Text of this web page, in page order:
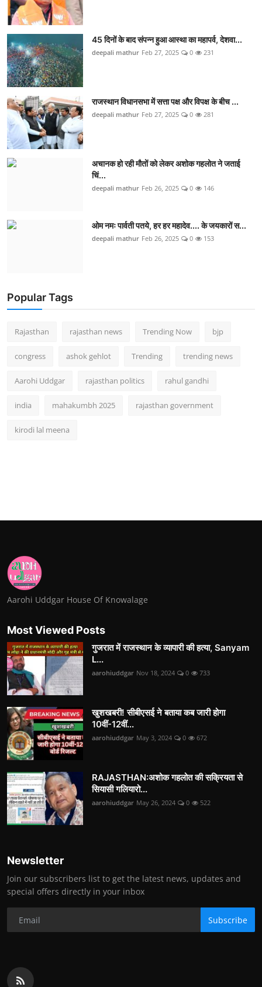
45 दिनों के बाद संपन्न हुआ आस्था का महापर्व, देशवा...
deepali mathur Feb 27, 2025 0 231
राजस्थान विधानसभा में सत्ता पक्ष और विपक्ष के बीच ...
deepali mathur Feb 27, 2025 0 281
अचानक हो रही मौतों को लेकर अशोक गहलोत ने जताई
च‍िं...
deepali mathur Feb 26, 2025 0 146
ओम नमः पार्वती पतये, हर हर महादेव.... के जयकारों स...
deepali mathur Feb 26, 2025 0 153
Popular Tags
Rajasthan rajasthan news Trending Now bjp
congress ashok gehlot Trending trending news
Aarohi Uddgar rajasthan politics rahul gandhi
india mahakumbh 2025 rajasthan government
kirodi lal meena
Aarohi Uddgar House Of Knowalage
Most Viewed Posts
गुजरात में राजस्थान के व्यापारी की हत्या, Sanyam
L...
aarohiuddgar Nov 18, 2024 0 733
खुशखबरी! सीबीएसई ने बताया कब जारी होगा
10वीं-12वीं...
aarohiuddgar May 3, 2024 0 672
RAJASTHAN:अशोक गहलोत की सक्रियता से
सियासी गलियारो...
aarohiuddgar May 26, 2024 0 522
Newsletter
Join our subscribers list to get the latest news, updates and
special offers directly in your inbox
Subscribe